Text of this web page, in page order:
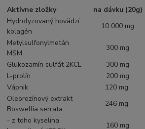
Aktívne zložky
na dávku (20g)
Hydrolyzovaný hovädzí
kolagén
10 000 mg
Metylsulfonylmetán
MSM
300 mg
Glukozamín sulfát 2KCL
300 mg
L-prolín
200 mg
Vápnik
120 mg
Oleorezínový extrakt
Boswellia serrata
246 mg
- z toho kyselina
160 mg